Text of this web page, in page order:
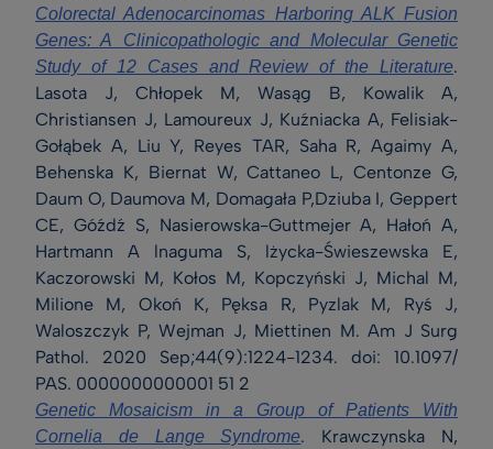
Colorectal Adenocarcinomas Harboring ALK Fusion
Genes: A Clinicopathologic and Molecular Genetic
Study of 12 Cases and Review of the Literature.
Lasota J, Chłopek M, Wasąg B, Kowalik A,
Christiansen J, Lamoureux J, Kuźniacka A, Felisiak-
Gołąbek A, Liu Y, Reyes TAR, Saha R, Agaimy A,
Behenska K, Biernat W, Cattaneo L, Centonze G,
Daum O, Daumova M, Domagała P,Dziuba I, Geppert
CE, Góźdź S, Nasierowska-Guttmejer A, Hałoń A,
Hartmann A lnaguma S, lżycka-Świeszewska E,
Kaczorowski M, Kołos M, Kopczyński J, Michal M,
Milione M, Okoń K, Pęksa R, Pyzlak M, Ryś J,
Waloszczyk P, Wejman J, Miettinen M. Am J Surg
Pathol. 2020 Sep;44(9):1224-1234. doi: 10.1097/
PAS. 0000000000001 51 2
Genetic Mosaicism in a Group of Patients With
Cornelia de Lange Syndrome. Krawczynska N,